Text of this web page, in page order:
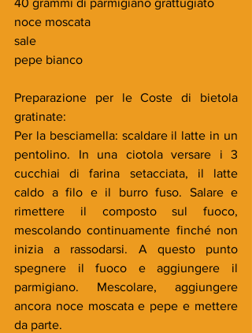
40 grammi di parmigiano grattugiato
noce moscata
sale
pepe bianco
Preparazione per le Coste di bietola
gratinate:
Per la besciamella: scaldare il latte in un
pentolino. In una ciotola versare i 3
cucchiai di farina setacciata, il latte
caldo a filo e il burro fuso. Salare e
rimettere il composto sul fuoco,
mescolando continuamente finché non
inizia a rassodarsi. A questo punto
spegnere il fuoco e aggiungere il
parmigiano. Mescolare, aggiungere
ancora noce moscata e pepe e mettere
da parte.